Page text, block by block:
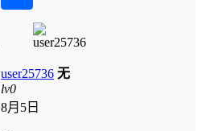
user25736 无
lv0
8月5日